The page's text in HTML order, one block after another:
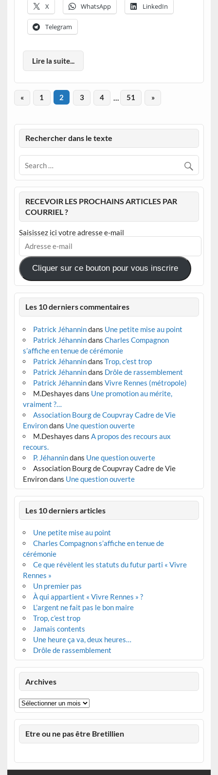
X WhatsApp LinkedIn
Telegram
Lire la suite...
« 1 2 3 4 51 »
Rechercher dans le texte
RECEVOIR LES PROCHAINS ARTICLES PAR
COURRIEL ?
Saisissez ici votre adresse e-mail
Adresse
mail
Cliquer sur ce bouton pour vous inscrire
Les 10 derniers commentaires
Patrick Jéhannindans Une petite mise au point
Patrick Jéhannindans Charles Compagnon
s’affiche en tenue de cérémonie
Patrick Jéhannindans Trop, c’est trop
Patrick Jéhannindans Drôle de rassemblement
Patrick Jéhannindans Vivre Rennes (métropole)
M.Deshayes dans Une promotion au mérite,
vraiment ?…
Association Bourg de Coupvray Cadre de Vie
Environdans Une question ouverte
M.Deshayes dans A propos des recours aux
recours.
P. Jéhannindans Une question ouverte
Association Bourg de Coupvray Cadre de Vie
Environdans Une question ouverte
Les 10 derniers articles
Une petite mise au point
Charles Compagnon s’affiche en tenue de
cérémonie
Ce que révèlent les statuts du futur parti « Vivre
Rennes »
Un premier pas
À qui appartient « Vivre Rennes » ?
L’argent ne fait pas le bon maire
Trop, c’est trop
Jamais contents
Une heure ça va, deux heures…
Drôle de rassemblement
Archives
Archives
Etre ou ne pas être Bretillien